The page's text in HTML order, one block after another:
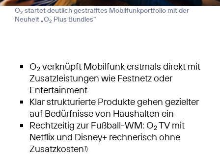
O2 startet deutlich gestrafftes Mobilfunkportfolio mit der
Neuheit „O2 Plus Bundles“
O2 verknüpft Mobilfunk erstmals direkt mit
Zusatzleistungen wie Festnetz oder
Entertainment
Klar strukturierte Produkte gehen gezielter
auf Bedürfnisse von Haushalten ein
Rechtzeitig zur Fußball-WM: O2TV mit
Netflix und Disney+ rechnerisch ohne
Zusatzkosten1)